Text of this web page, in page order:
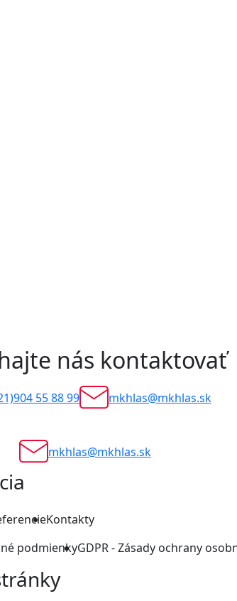
nás kontaktovať
55 88 99
mkhlas@mkhlas.sk
mkhlas@mkhlas.sk
Kontakty
podmienkyGDPR - Zásady ochrany